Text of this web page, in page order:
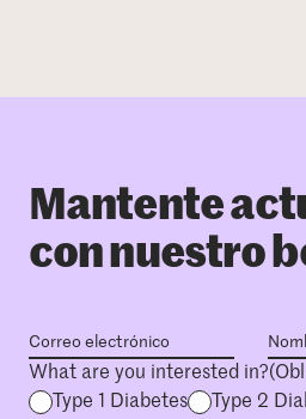
Mantente
con nuestro
What are you interested in?
Type 1 Diabetes
Type 2